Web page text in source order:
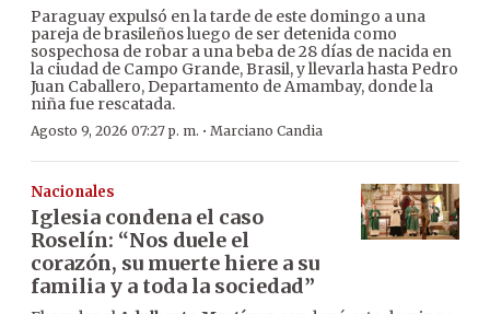
Paraguay expulsó en la tarde de este domingo a una
pareja de brasileños luego de ser detenida como
sospechosa de robar a una beba de 28 días de nacida en
la ciudad de Campo Grande, Brasil, y llevarla hasta Pedro
Juan Caballero, Departamento de Amambay, donde la
niña fue rescatada.
Agosto 9, 2026 07:27 p. m. · Marciano Candia
Nacionales
Iglesia condena el caso
Roselín: “Nos duele el
corazón, su muerte hiere a su
familia y a toda la sociedad”